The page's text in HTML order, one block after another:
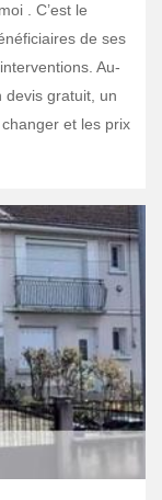
. C’est le
de ses
Au-
devis gratuit, un
et les prix